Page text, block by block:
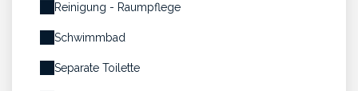
Reinigung - Raumpflege
Schwimmbad
Separate Toilette